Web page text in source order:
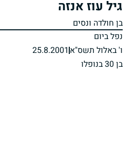
גיל עוז אנזה
בן חולדה ונסים
נפל ביום
ו' באלול תשס"א 25.8.2001
בן 30 בנופלו